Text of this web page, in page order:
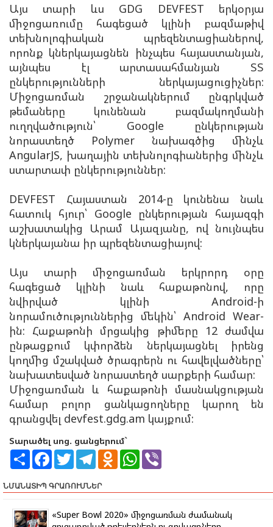
Այս տարի ևս GDG DEVFEST երկօրյա
միջոցառումը հագեցած կլինի բազմաթիվ
տեխնոլոգիական պրեզենտացիաներով,
որոնք կներկայացնեն ինչպես հայաստանյան,
այնպես էլ արտասահմանյան ՏՏ
ընկերությունների ներկայացուցիչներ:
Միջոցառման շրջանակներում ընգրկված
թեմաները կունենան բազմակողմանի
ուղղվածություն՝ Google ընկերության
նորաստեղծ Polymer նախագծից մինչև
AngularJS, խաղային տեխնոլոգիաներից մինչև
ստարտափ ընկերություններ:
DEVFEST Հայաստան 2014-ը կունենա նաև
հատուկ հյուր՝ Google ընկերության հայազգի
աշխատակից Արամ Այազյանը, ով նույնպես
կներկայանա իր պրեզենտացիայով:
Այս տարի միջոցառման երկրորդ օրը
հագեցած կլինի նաև հաքաթոնով, որը
նվիրված կլինի Android-ի
նորամուծություններից մեկին՝ Android Wear-
ին: Հաքաթոնի մրցակից թիմերը 12 ժամվա
ընթացքում կփորձեն ներկայացնել իրենց
կողմից մշակված ծրագրերն ու հավելվածները՝
նախատեսված նորաստեղծ սարքերի համար:
Միջոցառման և հաքաթոնի մասնակցության
համար բոլոր ցանկացողները կարող են
գրանցվել devfest.gdg.am կայքում:
Տարածել սոց. ցանցերում`
S
r
e
F
e
b
o
T
w
t
t
r
T
e
g
a
m
O
k
a
s
W
s
p
p
r
ՆՄԱՆԱՏԻՊ ԳՐԱՌՈՒՄՆԵՐ
«Super Bowl 2020» միջոցառման ժամանակ